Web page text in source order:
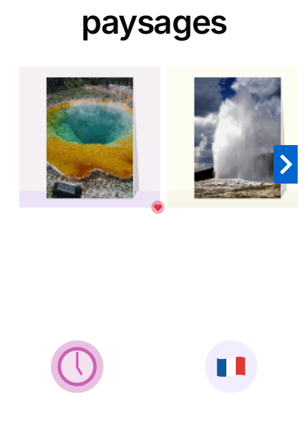
paysages